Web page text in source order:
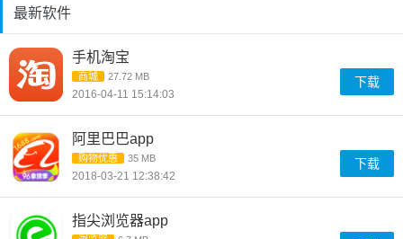
最新软件
手机淘宝
商城 27.72 MB
2016-04-11 15:14:03
下载
阿里巴巴app
购物优惠 35 MB
2018-03-21 12:38:42
下载
指尖浏览器app